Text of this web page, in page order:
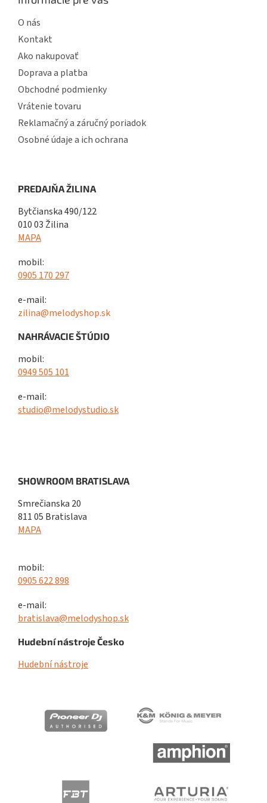
O nás
Kontakt
Ako nakupovať
Doprava a platba
Obchodné podmienky
Vrátenie tovaru
Reklamačný a záručný poriadok
Osobné údaje a ich ochrana
PREDAJŇA ŽILINA
Bytčianska 490/122
010 03 Žilina
MAPA
mobil:
0905 170 297
e-mail:
zilina@melodyshop.sk
NAHRÁVACIE ŠTÚDIO
mobil:
0949 505 101
e-mail:
studio@melodystudio.sk
SHOWROOM BRATISLAVA
Smrečianska 20
811 05 Bratislava
MAPA
mobil:
0905 622 898
e-mail:
bratislava@melodyshop.sk
Hudební nástroje Česko
Hudební nástroje